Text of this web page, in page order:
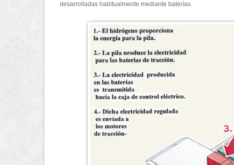
desarrolladas habitualmente mediante baterías.